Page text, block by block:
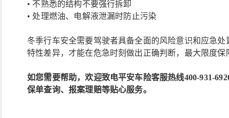
• 不熟悉的结构不要强行拆卸
• 处理燃油、电解液泄漏时防止污染
冬季行车安全需要驾驶者具备全面的风险意识和应急
特性差异，才能在危急时刻做出正确判断，最大限度保
如您需要帮助，欢迎致电平安车险客服热线400-931-
保单查询、报案理赔等贴心服务。